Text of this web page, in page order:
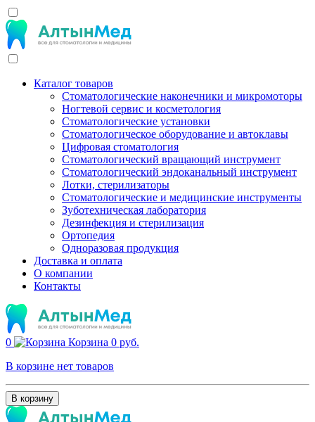
Каталог товаров
Стоматологические наконечники и микромоторы
Ногтевой сервис и косметология
Стоматологические установки
Стоматологическое оборудование и автоклавы
Цифровая стоматология
Стоматологический вращающий инструмент
Стоматологический эндоканальный инструмент
Лотки, стерилизаторы
Стоматологические и медицинские инструменты
Зуботехническая лаборатория
Дезинфекция и стерилизация
Ортопедия
Одноразовая продукция
Доставка и оплата
О компании
Контакты
0 Корзина 0 руб.
В корзине нет товаров
В корзину